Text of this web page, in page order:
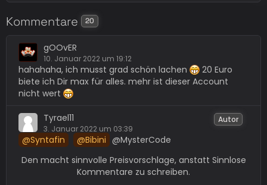
Kommentare 20
gOOvER
10. Januar 2022 um 19:12
hahahaha, ich musst grad schön lachen
20 Euro
biete ich Dir max für alles. mehr ist dieser Account
nicht wert
Tyrael11
3. Januar 2022 um 03:39
Autor
Syntafin Bibini @MysterCode
Den macht sinnvolle Preisvorschlage, anstatt Sinnlose
Kommentare zu schreiben.